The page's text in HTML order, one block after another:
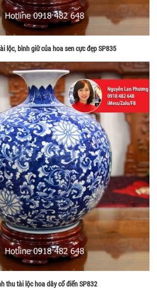
lộc, bình giữ của hoa sen cực đẹp SP835
thu tài lộc hoa dây cổ điển SP832